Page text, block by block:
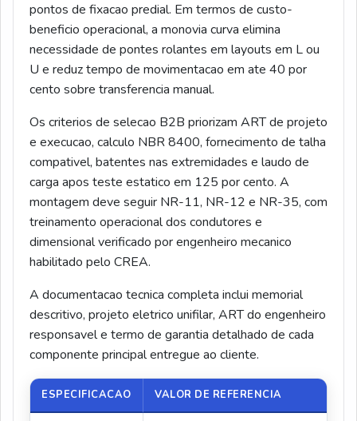
pontos de fixacao predial. Em termos de custo-
beneficio operacional, a monovia curva elimina
necessidade de pontes rolantes em layouts em L ou
U e reduz tempo de movimentacao em ate 40 por
cento sobre transferencia manual.
Os criterios de selecao B2B priorizam ART de projeto
e execucao, calculo NBR 8400, fornecimento de talha
compativel, batentes nas extremidades e laudo de
carga apos teste estatico em 125 por cento. A
montagem deve seguir NR-11, NR-12 e NR-35, com
treinamento operacional dos condutores e
dimensional verificado por engenheiro mecanico
habilitado pelo CREA.
A documentacao tecnica completa inclui memorial
descritivo, projeto eletrico unifilar, ART do engenheiro
responsavel e termo de garantia detalhado de cada
componente principal entregue ao cliente.
ESPECIFICACAO VALOR DE REFERENCIA